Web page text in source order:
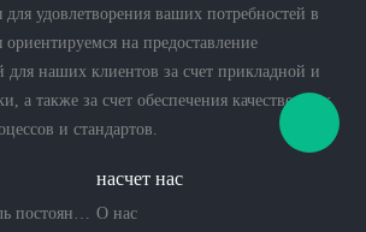
удовлетворения ваших потребностей в
на предоставление
наших клиентов за счет прикладной и
а также за счет обеспечения качественных
и стандартов.
бесщеточный двигатель постоянного тока
насчет нас
О нас